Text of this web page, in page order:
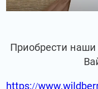
Приобрести
https://